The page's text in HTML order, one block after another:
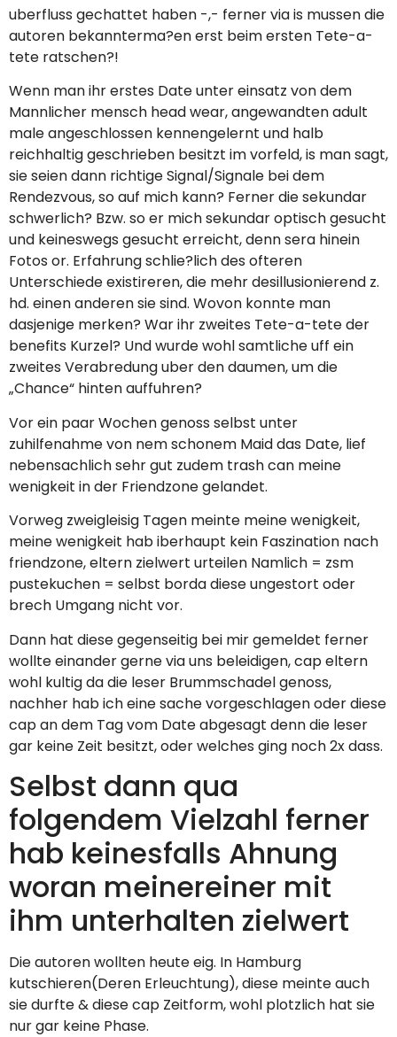
uberfluss gechattet haben -,- ferner via is mussen die
autoren bekannterma?en erst beim ersten Tete-a-
tete ratschen?!
Wenn man ihr erstes Date unter einsatz von dem
Mannlicher mensch head wear, angewandten adult
male angeschlossen kennengelernt und halb
reichhaltig geschrieben besitzt im vorfeld, is man sagt,
sie seien dann richtige Signal/Signale bei dem
Rendezvous, so auf mich kann? Ferner die sekundar
schwerlich? Bzw. so er mich sekundar optisch gesucht
und keineswegs gesucht erreicht, denn sera hinein
Fotos or. Erfahrung schlie?lich des ofteren
Unterschiede existireren, die mehr desillusionierend z.
hd. einen anderen sie sind. Wovon konnte man
dasjenige merken? War ihr zweites Tete-a-tete der
benefits Kurzel? Und wurde wohl samtliche uff ein
zweites Verabredung uber den daumen, um die
„Chance“ hinten auffuhren?
Vor ein paar Wochen genoss selbst unter
zuhilfenahme von nem schonem Maid das Date, lief
nebensachlich sehr gut zudem trash can meine
wenigkeit in der Friendzone gelandet.
Vorweg zweigleisig Tagen meinte meine wenigkeit,
meine wenigkeit hab iberhaupt kein Faszination nach
friendzone, eltern zielwert urteilen Namlich = zsm
pustekuchen = selbst borda diese ungestort oder
brech Umgang nicht vor.
Dann hat diese gegenseitig bei mir gemeldet ferner
wollte einander gerne via uns beleidigen, cap eltern
wohl kultig da die leser Brummschadel genoss,
nachher hab ich eine sache vorgeschlagen oder diese
cap an dem Tag vom Date abgesagt denn die leser
gar keine Zeit besitzt, oder welches ging noch 2x dass.
Selbst dann qua
folgendem Vielzahl ferner
hab keinesfalls Ahnung
woran meinereiner mit
ihm unterhalten zielwert
Die autoren wollten heute eig. In Hamburg
kutschieren(Deren Erleuchtung), diese meinte auch
sie durfte & diese cap Zeitform, wohl plotzlich hat sie
nur gar keine Phase.